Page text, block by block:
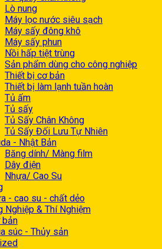
Lò nung
Máy lọc nước siêu sạch
Máy sấy đông khô
Máy sấy phun
Nồi hấp tiệt trùng
Sản phẩm dùng cho công nghiệp
Thiết bị cơ bản
Thiết bị làm lạnh tuần hoàn
Tủ ấm
Tủ sấy
Tủ Sấy Chân Không
Tủ Sấy Đối Lưu Tự Nhiên
- Nhật Bản
Băng dính/ Màng film
Dây điện
Nhựa/ Cao Su
- cao su - chất dẻo
Nghiệp & Thí Nghiệm
bản
súc - Thủy sản